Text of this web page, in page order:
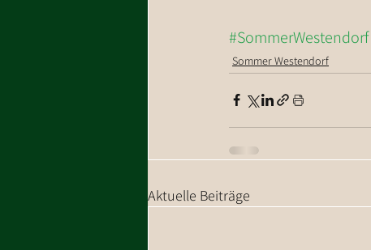
#SommerWestendorf
Sommer Westendorf
Aktuelle Beiträge